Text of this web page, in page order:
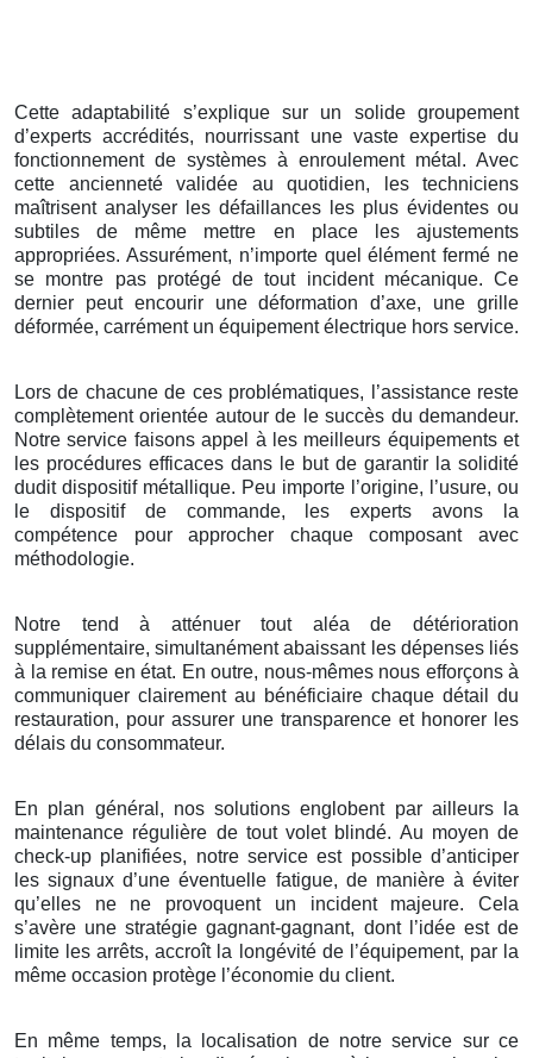
Cette adaptabilité s’explique sur un solide groupement
d’experts accrédités, nourrissant une vaste expertise du
fonctionnement de systèmes à enroulement métal. Avec
cette ancienneté validée au quotidien, les techniciens
maîtrisent analyser les défaillances les plus évidentes ou
subtiles de même mettre en place les ajustements
appropriées. Assurément, n’importe quel élément fermé ne
se montre pas protégé de tout incident mécanique. Ce
dernier peut encourir une déformation d’axe, une grille
déformée, carrément un équipement électrique hors service.
Lors de chacune de ces problématiques, l’assistance reste
complètement orientée autour de le succès du demandeur.
Notre service faisons appel à les meilleurs équipements et
les procédures efficaces dans le but de garantir la solidité
dudit dispositif métallique. Peu importe l’origine, l’usure, ou
le dispositif de commande, les experts avons la
compétence pour approcher chaque composant avec
méthodologie.
Notre tend à atténuer tout aléa de détérioration
supplémentaire, simultanément abaissant les dépenses liés
à la remise en état. En outre, nous-mêmes nous efforçons à
communiquer clairement au bénéficiaire chaque détail du
restauration, pour assurer une transparence et honorer les
délais du consommateur.
En plan général, nos solutions englobent par ailleurs la
maintenance régulière de tout volet blindé. Au moyen de
check-up planifiées, notre service est possible d’anticiper
les signaux d’une éventuelle fatigue, de manière à éviter
qu’elles ne ne provoquent un incident majeure. Cela
s’avère une stratégie gagnant-gagnant, dont l’idée est de
limite les arrêts, accroît la longévité de l’équipement, par la
même occasion protège l’économie du client.
En même temps, la localisation de notre service sur ce